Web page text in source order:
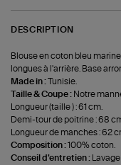
DESCRIPTION
Blouse en coton bleu
longues à l'arrière. Base
Made in :Tunisie.
Taille & Coupe : Notre
Longueur (taille ) : 61 cm.
Demi-tour de poitrine : 68
Longueur de manches : 62
Composition :100% coton.
Conseil d'entretien :